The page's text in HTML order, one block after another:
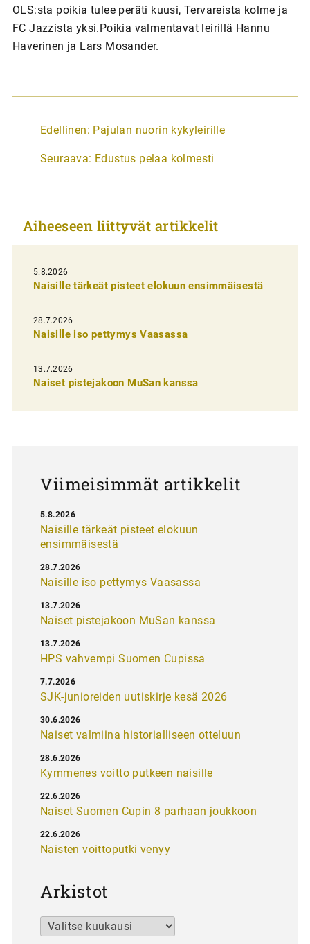
OLS:sta poikia tulee peräti kuusi, Tervareista kolme ja
FC Jazzista yksi.Poikia valmentavat leirillä Hannu
Haverinen ja Lars Mosander.
A
t
k
e
l
i
e
n
e
Edellinen: Pajulan nuorin kykyleirille
Seuraava: Edustus pelaa kolmesti
Aiheeseen liittyvät artikkelit
5.8.2026
Naisille tärkeät pisteet elokuun ensimmäisestä
28.7.2026
Naisille iso pettymys Vaasassa
13.7.2026
Naiset pistejakoon MuSan kanssa
Viimeisimmät artikkelit
Naisille tärkeät pisteet elokuun
ensimmäisestä
5.8.2026
Naisille iso pettymys Vaasassa
28.7.2026
Naiset pistejakoon MuSan kanssa
13.7.2026
HPS vahvempi Suomen Cupissa
13.7.2026
SJK-junioreiden uutiskirje kesä 2026
7.7.2026
Naiset valmiina historialliseen otteluun
30.6.2026
Kymmenes voitto putkeen naisille
28.6.2026
Naiset Suomen Cupin 8 parhaan joukkoon
22.6.2026
Naisten voittoputki venyy
22.6.2026
Arkistot
Arkistot